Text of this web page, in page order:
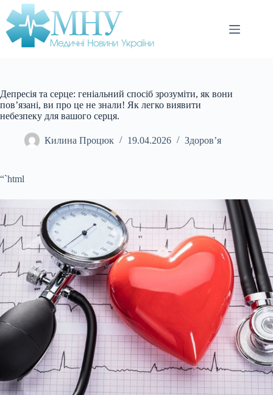
Перейти
до
вмісту
Депресія та серце: геніальний спосіб зрозуміти, як вони
пов’язані, ви про це не знали! Як легко виявити
небезпеку для вашого серця.
Килина Процюк 19.04.2026 Здоров’я
“`html